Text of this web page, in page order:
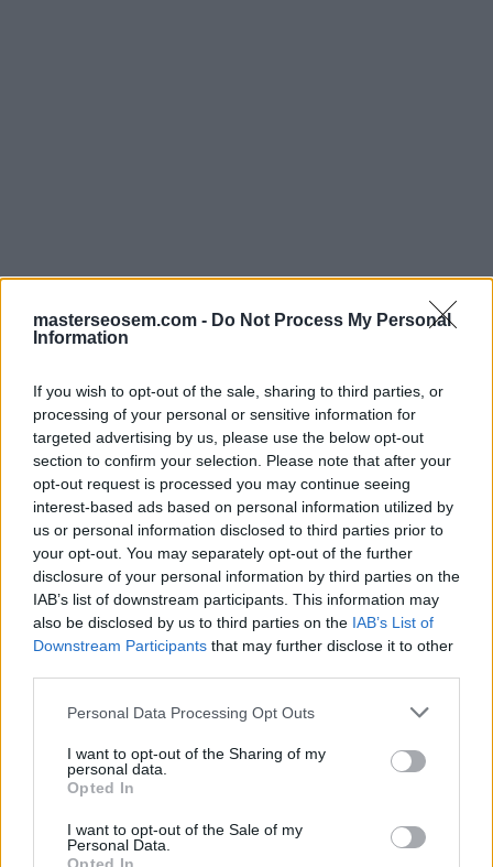
masterseosem.com - Do Not Process My Personal
Information
If you wish to opt-out of the sale, sharing to third parties, or
processing of your personal or sensitive information for
targeted advertising by us, please use the below opt-out
section to confirm your selection. Please note that after your
opt-out request is processed you may continue seeing
interest-based ads based on personal information utilized by
us or personal information disclosed to third parties prior to
your opt-out. You may separately opt-out of the further
disclosure of your personal information by third parties on the
IAB’s list of downstream participants. This information may
also be disclosed by us to third parties on the IAB’s List of
Downstream Participants that may further disclose it to other
Personal Data Processing Opt Outs
I want to opt-out of the Sharing of my
personal data.
Opted In
I want to opt-out of the Sale of my
Personal Data.